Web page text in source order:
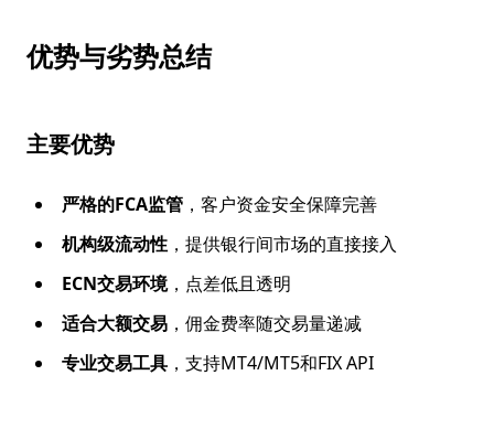
优势与劣势总结
主要优势
严格的FCA监管 ，客户资金安全保障完善
机构级流动性 ，提供银行间市场的直接接入
ECN交易环境，点差低且透明
适合大额交易 ，佣金费率随交易量递减
专业交易工具 ，支持MT4/MT5和FIX API